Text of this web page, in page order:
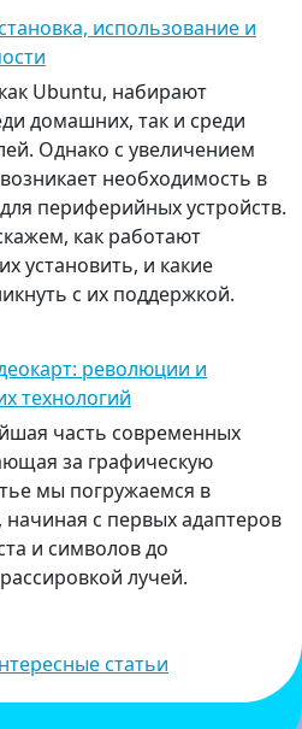
использование и
Ubuntu, набирают
домашних, так и среди
Однако с увеличением
необходимость в
периферийных устройств.
как работают
установить, и какие
с их поддержкой.
революции и
технологий
часть современных
за графическую
мы погружаемся в
с первых адаптеров
и символов до
лучей.
статьи